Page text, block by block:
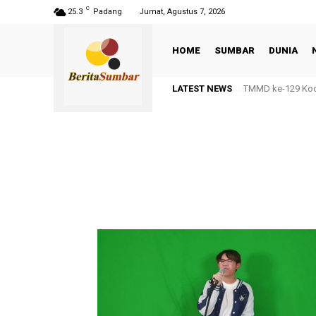
25.3 C Padang Jumat, Agustus 7, 2026
HOME SUMBAR DUNIA
LATEST NEWS TMMD ke-129